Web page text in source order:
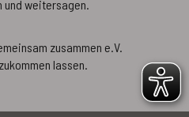
und weitersagen.
zusammen e.V.
lassen.